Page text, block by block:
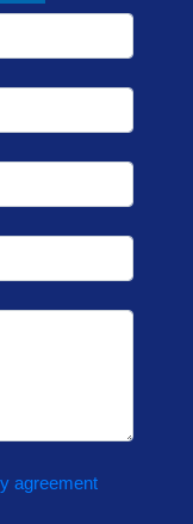
agreement